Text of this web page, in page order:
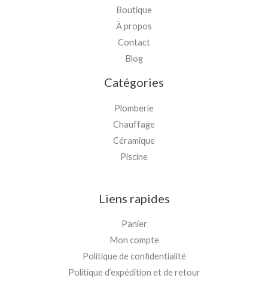
Boutique
À propos
Contact
Blog
Catégories
Plomberie
Chauffage
Céramique
Piscine
Liens rapides
Panier
Mon compte
Politique de confidentialité
Politique d’expédition et de retour